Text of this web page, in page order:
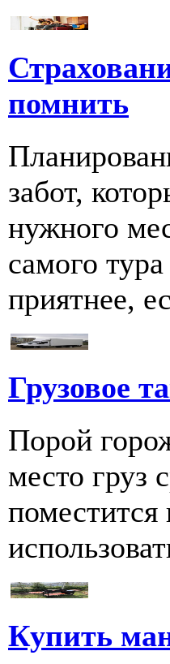
помнить
забот,
нужного
самого
приятнее,
Грузовое
Порой
место груз
Купить